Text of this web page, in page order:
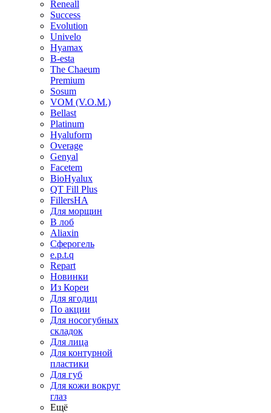
Reneall
Success
Evolution
Univelo
Hyamax
B-esta
The Chaeum
Premium
Sosum
VOM (V.O.M.)
Bellast
Platinum
Hyaluform
Overage
Genyal
Facetem
BioHyalux
QT Fill Plus
FillersHA
Для морщин
В лоб
Aliaxin
Сферогель
e.p.t.q
Repart
Новинки
Из Кореи
Для ягодиц
По акции
Для носогубных
складок
Для лица
Для контурной
пластики
Для губ
Для кожи вокруг
глаз
Ещё